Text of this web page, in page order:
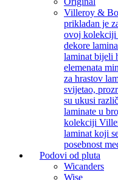
Villeroy &
prikladan je
ovoj kolekciji
dekore
laminat bijeli
elemenata
za hrastov
svijetao,
su ukusi
laminate u
kolekciji
laminat koji
posebnost
Podovi od pluta
Wicanders
Wise